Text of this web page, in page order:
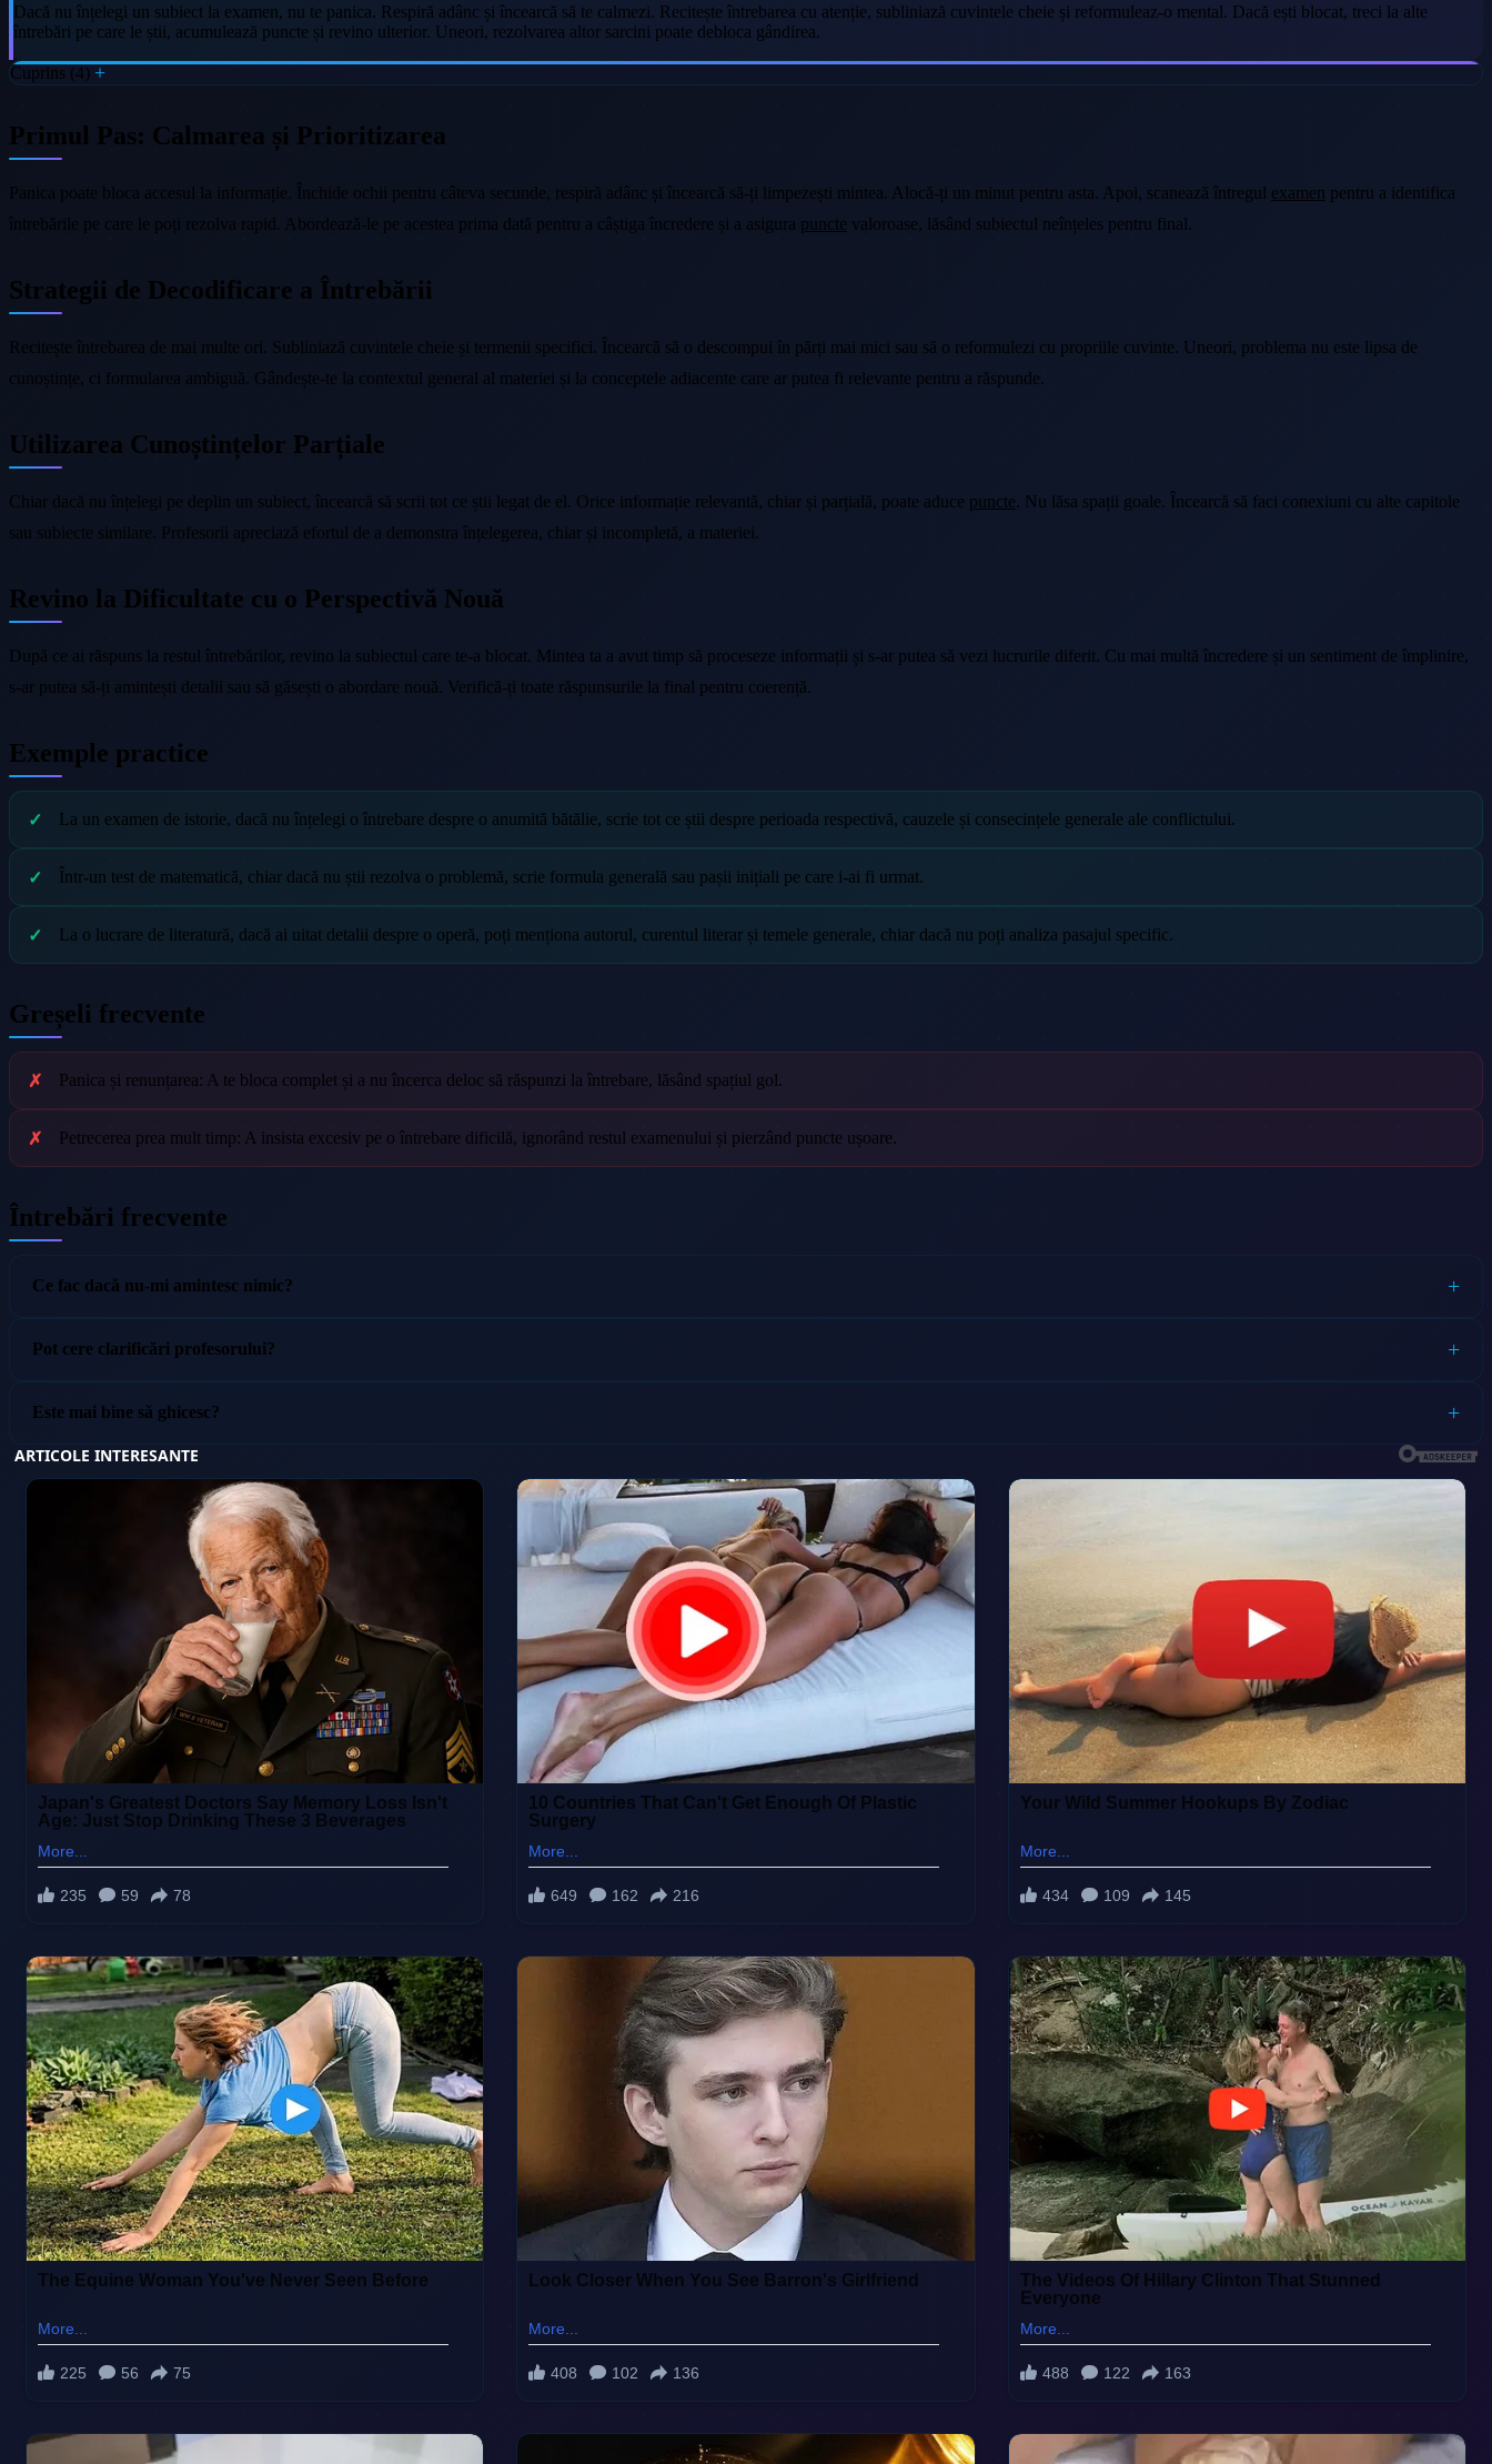
Dacă nu înțelegi un subiect la examen, nu te panica. Respiră adânc și încearcă să te calmezi. Recitește întrebarea cu atenție, subliniază cuvintele cheie și reformuleaz-o mental. Dacă ești blocat, treci la alte
întrebări pe care le știi, acumulează puncte și revino ulterior. Uneori, rezolvarea altor sarcini poate debloca gândirea.
Cuprins (4)
Primul Pas: Calmarea și Prioritizarea
Panica poate bloca accesul la informație. Închide ochii pentru câteva secunde, respiră adânc și încearcă să-ți limpezești mintea. Alocă-ți un minut pentru asta. Apoi, scanează întregul examen pentru a identifica
întrebările pe care le poți rezolva rapid. Abordează-le pe acestea prima dată pentru a câștiga încredere și a asigura puncte valoroase, lăsând subiectul neînțeles pentru final.
Strategii de Decodificare a Întrebării
Recitește întrebarea de mai multe ori. Subliniază cuvintele cheie și termenii specifici. Încearcă să o descompui în părți mai mici sau să o reformulezi cu propriile cuvinte. Uneori, problema nu este lipsa de
cunoștințe, ci formularea ambiguă. Gândește-te la contextul general al materiei și la conceptele adiacente care ar putea fi relevante pentru a răspunde.
Utilizarea Cunoștințelor Parțiale
Chiar dacă nu înțelegi pe deplin un subiect, încearcă să scrii tot ce știi legat de el. Orice informație relevantă, chiar și parțială, poate aduce puncte. Nu lăsa spații goale. Încearcă să faci conexiuni cu alte capitole
sau subiecte similare. Profesorii apreciază efortul de a demonstra înțelegerea, chiar și incompletă, a materiei.
Revino la Dificultate cu o Perspectivă Nouă
După ce ai răspuns la restul întrebărilor, revino la subiectul care te-a blocat. Mintea ta a avut timp să proceseze informații și s-ar putea să vezi lucrurile diferit. Cu mai multă încredere și un sentiment de împlinire,
s-ar putea să-ți amintești detalii sau să găsești o abordare nouă. Verifică-ți toate răspunsurile la final pentru coerență.
Exemple practice
La un examen de istorie, dacă nu înțelegi o întrebare despre o anumită bătălie, scrie tot ce știi despre perioada respectivă, cauzele și consecințele generale ale conflictului.
Într-un test de matematică, chiar dacă nu știi rezolva o problemă, scrie formula generală sau pașii inițiali pe care i-ai fi urmat.
La o lucrare de literatură, dacă ai uitat detalii despre o operă, poți menționa autorul, curentul literar și temele generale, chiar dacă nu poți analiza pasajul specific.
Greșeli frecvente
Panica și renunțarea: A te bloca complet și a nu încerca deloc să răspunzi la întrebare, lăsând spațiul gol.
Petrecerea prea mult timp: A insista excesiv pe o întrebare dificilă, ignorând restul examenului și pierzând puncte ușoare.
Întrebări frecvente
Ce fac dacă nu-mi amintesc nimic?
Pot cere clarificări profesorului?
Este mai bine să ghicesc?